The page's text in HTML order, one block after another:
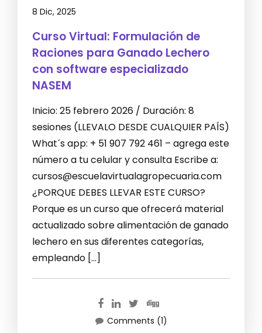
8 Dic, 2025
Curso Virtual: Formulación de
Raciones para Ganado Lechero
con software especializado
NASEM
Inicio: 25 febrero 2026 / Duración: 8
sesiones (LLEVALO DESDE CUALQUIER PAÍS)
What´s app: + 51 907 792 461 – agrega este
número a tu celular y consulta Escribe a:
cursos@escuelavirtualagropecuaria.com
¿PORQUE DEBES LLEVAR ESTE CURSO?
Porque es un curso que ofrecerá material
actualizado sobre alimentación de ganado
lechero en sus diferentes categorías,
empleando […]
Comments (1)